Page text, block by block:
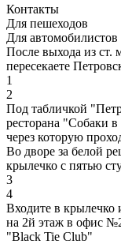
Контакты
Для пешеходов
Для автомобилистов
После выхода из ст.
пересекаете
1
2
Под табличкой
ресторана "Собаки
через которую
Во дворе за белой
крылечко с пятью
3
4
Входите в крылечко
на 2й этаж в офис
"Black Tie Club"